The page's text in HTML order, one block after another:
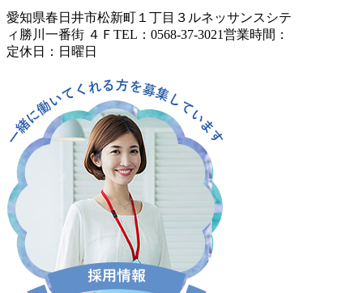
愛知県春日井市松新町１丁目３ ルネッサンスシテ
ィ勝川一番街 ４Ｆ TEL：0568-37-3021営業時間：
定休日：日曜日